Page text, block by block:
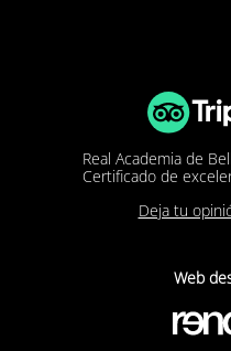
Real Academia de
Certificado de
Deja tu
Web